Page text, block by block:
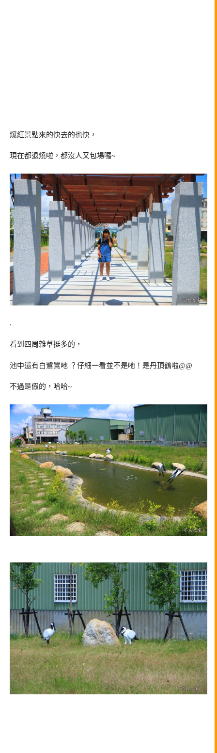
爆紅景點來的快去的也快，
現在都退燒啦，都沒人又包場囉~
.
看到四周雜草挺多的，
池中還有白鷺鷥吔 ？仔細一看並不是吔！是丹頂鶴啦@@
不過是假的，哈哈~